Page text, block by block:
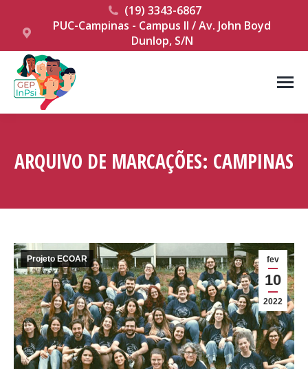
(19) 3343-6867
PUC-Campinas - Campus II / Av. John Boyd
Dunlop, S/N
ARQUIVO DE MARCAÇÕES: CAMPINAS
fev
10
2022
Projeto ECOAR